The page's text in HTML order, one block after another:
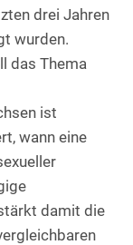
drei Jahren
wurden.
das Thema
ist
wann eine
damit die